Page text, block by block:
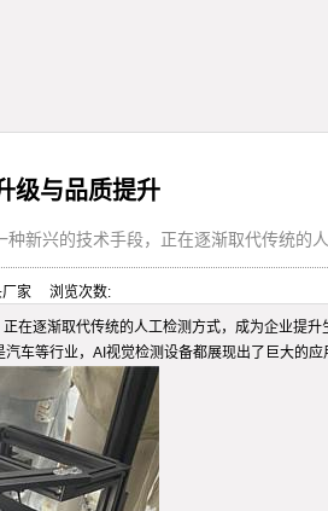
级与品质提升
新兴的技术手段，正在逐渐取代传统的
厂家 浏览次数:
在逐渐取代传统的人工检测方式，成为企业提
车等行业，AI视觉检测设备都展现出了巨大的应